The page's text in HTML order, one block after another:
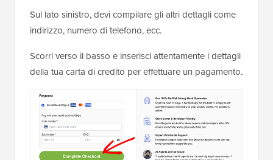
Sul lato sinistro, devi compilare gli altri dettagli come
indirizzo, numero di telefono, ecc.
Scorri verso il basso e inserisci attentamente i dettagli
della tua carta di credito per effettuare un pagamento.